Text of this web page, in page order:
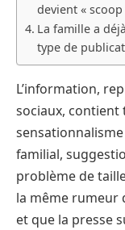
devient «
La famille a
type de
L’information,
sociaux, contient
familial,
problème de
la même rumeur
et que la presse